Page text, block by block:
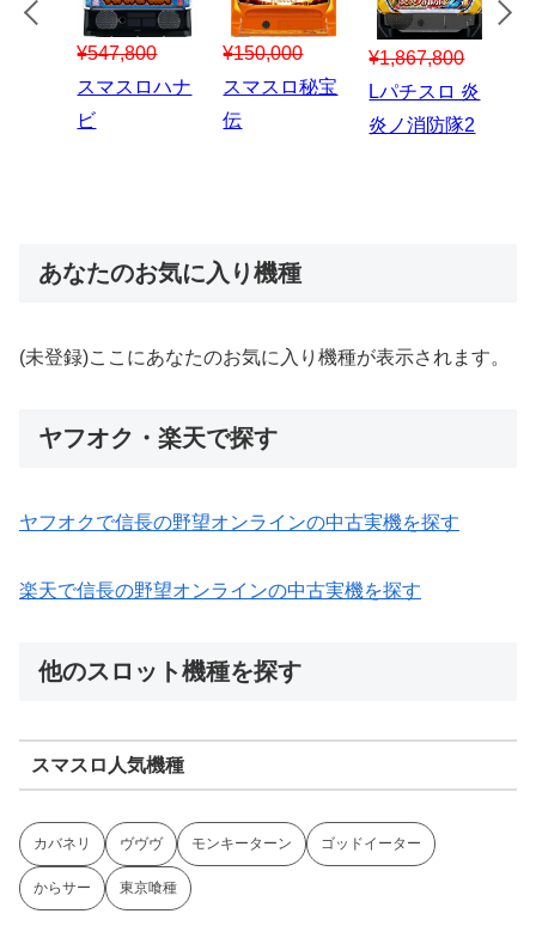
¥547,800
スマスロハナ
ビ
¥150,000
スマスロ秘宝
伝
¥1,867,800
Lパチスロ 炎
炎ノ消防隊2
あなたのお気に入り機種
(未登録)ここにあなたのお気に入り機種が表示されます。
ヤフオク・楽天で探す
ヤフオクで信長の野望オンラインの中古実機を探す
楽天で信長の野望オンラインの中古実機を探す
他のスロット機種を探す
スマスロ人気機種
カバネリ ヴヴヴ モンキーターン ゴッドイーター
からサー 東京喰種